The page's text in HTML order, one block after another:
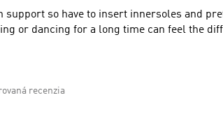
support so have to insert innersoles and
or dancing for a long time can feel the
recenzia